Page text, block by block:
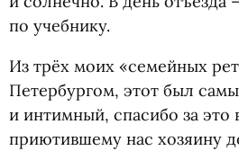
по учебнику.
Из трёх моих «семейных
Петербургом, этот был
и интимный, спасибо за это
приютившему нас хозяину